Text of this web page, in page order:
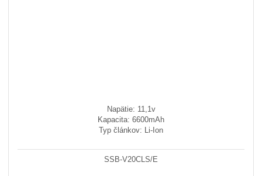
Napätie: 11,1v
Kapacita: 6600mAh
Typ článkov: Li-Ion
SSB-V20CLS/E